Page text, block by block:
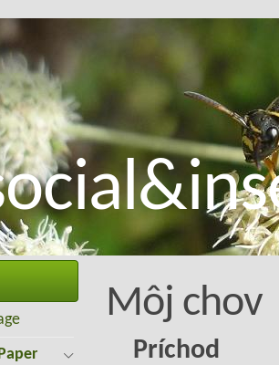
Môj chov
Príchod